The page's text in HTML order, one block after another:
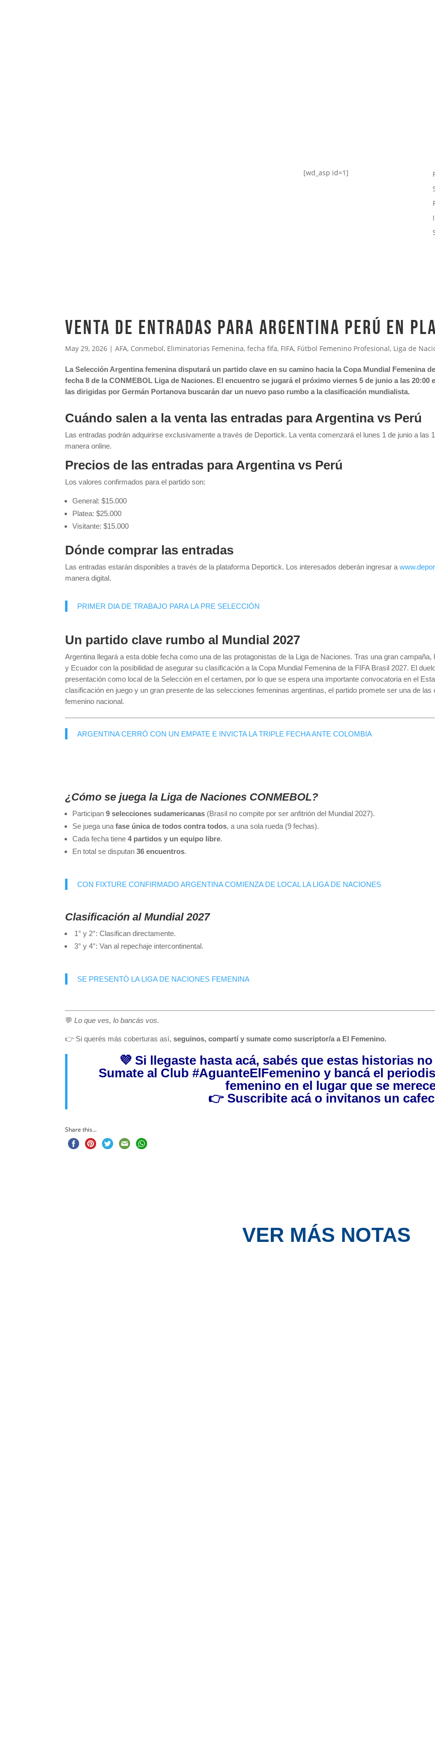
[wd_asp id=1]
VENTA DE ENTRADAS PARA ARGENTINA PERÚ EN
May 29, 2026 |AFA, Conmebol, Eliminatorias Femenina,fecha fifa, FIFA, Fútbol Femenino Profesional, Liga de
La Selección Argentina femenina disputará un partido clave en su camino hacia la Copa Mundial Femenina
fecha 8 de la CONMEBOL Liga de Naciones. El encuentro se jugará el próximo viernes 5 de junio a las
las dirigidas por Germán Portanova buscarán dar un nuevo paso rumbo a la clasificación mundialista.
Cuándo salen a la venta las entradas para Argentina vs Perú
Las entradas podrán adquirirse exclusivamente a través de Deportick. La venta comenzará el lunes 1 de junio a las
manera online.
Precios de las entradas para Argentina vs Perú
Los valores confirmados para el partido son:
General: $15.000
Platea: $25.000
Visitante: $15.000
Dónde comprar las entradas
Las entradas estarán disponibles a través de la plataforma Deportick. Los interesados deberán ingresar a
manera digital.
PRIMER DIA DE TRABAJO PARA LA PRE SELECCIÓN
Un partido clave rumbo al Mundial 2027
Argentina llegará a esta doble fecha como una de las protagonistas de la Liga de Naciones. Tras una gran
y Ecuador con la posibilidad de asegurar su clasificación a la Copa Mundial Femenina de la FIFA Brasil 2027. El
presentación como local de la Selección en el certamen, por lo que se espera una importante convocatoria en el
clasificación en juego y un gran presente de las selecciones femeninas argentinas, el partido promete ser una de
femenino nacional.
ARGENTINA CERRÓ CON UN EMPATE E INVICTA LA TRIPLE FECHA ANTE COLOMBIA
¿Cómo se juega la Liga de Naciones CONMEBOL?
Participan9 selecciones sudamericanas (Brasil no compite por ser anfitrión del Mundial 2027).
Se juega unafase única de todos contra todos, a una sola rueda (9 fechas).
Cada fecha tiene4 partidos y un equipo libre.
En total se disputan36 encuentros.
CON FIXTURE CONFIRMADO ARGENTINA COMIENZA DE LOCAL LA LIGA DE NACIONES
Clasificación al Mundial 2027
1° y 2°: Clasifican directamente.
3° y 4°: Van al repechaje intercontinental.
SE PRESENTÓ LA LIGA DE NACIONES FEMENINA
💬Lo que ves, lo bancás vos.
👉 Si querés más coberturas así,seguinos, compartí y sumate como suscriptor/a a El Femenino.
💜 Si llegaste hasta acá, sabés que estas historias
Sumate al Club #AguanteElFemenino y bancá el
femenino en el lugar que se
👉 Suscribite acáo invitanos un
Share this...
VER MÁS NOTAS